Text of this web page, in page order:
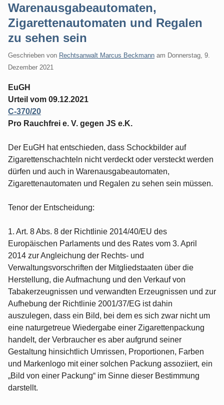
Warenausgabeautomaten,
Zigarettenautomaten und Regalen
zu sehen sein
Geschrieben von Rechtsanwalt Marcus Beckmann am Donnerstag, 9.
Dezember 2021
EuGH
Urteil vom 09.12.2021
C-370/20
Pro Rauchfrei e. V. gegen JS e.K.
Der EuGH hat entschieden, dass Schockbilder auf
Zigarettenschachteln nicht verdeckt oder versteckt werden
dürfen und auch in Warenausgabeautomaten,
Zigarettenautomaten und Regalen zu sehen sein müssen.
Tenor der Entscheidung:
1. Art. 8 Abs. 8 der Richtlinie 2014/40/EU des
Europäischen Parlaments und des Rates vom 3. April
2014 zur Angleichung der Rechts- und
Verwaltungsvorschriften der Mitgliedstaaten über die
Herstellung, die Aufmachung und den Verkauf von
Tabakerzeugnissen und verwandten Erzeugnissen und zur
Aufhebung der Richtlinie 2001/37/EG ist dahin
auszulegen, dass ein Bild, bei dem es sich zwar nicht um
eine naturgetreue Wiedergabe einer Zigarettenpackung
handelt, der Verbraucher es aber aufgrund seiner
Gestaltung hinsichtlich Umrissen, Proportionen, Farben
und Markenlogo mit einer solchen Packung assoziiert, ein
„Bild von einer Packung“ im Sinne dieser Bestimmung
darstellt.